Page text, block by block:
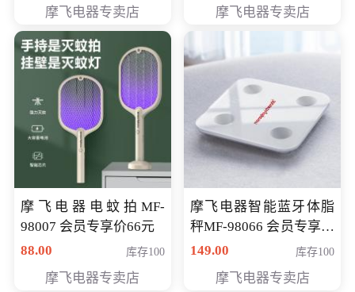
摩飞电器专卖店 摩飞电器专卖店
摩飞电器电蚊拍MF-
98007 会员专享价66元
88.00
库存100
摩飞电器专卖店
摩飞电器智能蓝牙体脂
秤MF-98066 会员专享价
98元
149.00 库存100
摩飞电器专卖店